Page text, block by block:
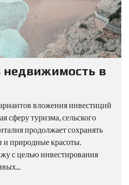
недвижимость в
вложения инвестиций
сферу туризма, сельского
продолжает сохранять
и природные красоты.
с целью инвестирования